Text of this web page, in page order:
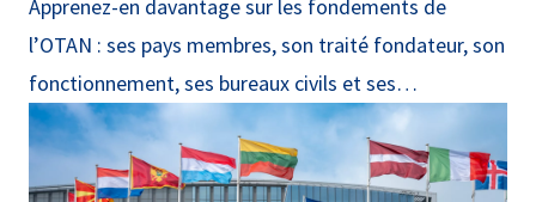
Apprenez-en davantage sur les fondements de
l’OTAN : ses pays membres, son traité fondateur, son
fonctionnement, ses bureaux civils et ses
installations militaires, ses principaux responsables,
etc.